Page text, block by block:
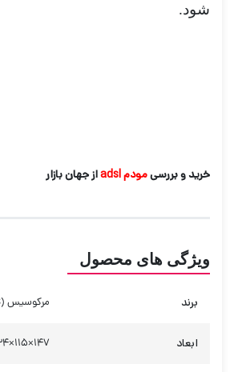
شود.
خرید و بررسیمودم adsl از جهان بازار
ویژگی های محصول
برند مرکوسیس (MERCUSYS)
ابعاد 147×115×34 میلی‌متر